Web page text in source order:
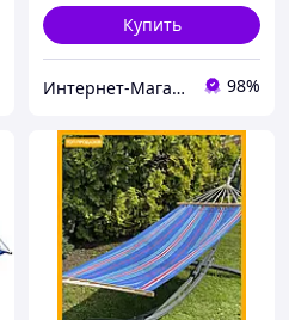
Купить
Интернет-Магазин "Shopik" 98%